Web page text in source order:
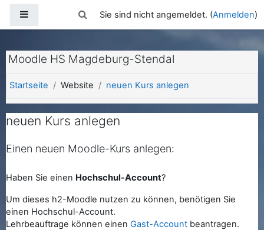
Website-ÜbersichtSucheingabe umschalten
Sie sind nicht angemeldet. (Anmelden)
Moodle HS Magdeburg-Stendal
Startseite Website neuen Kurs anlegen
neuen Kurs anlegen
Einen neuen Moodle-Kurs anlegen:
Haben Sie einen Hochschul-Account?
Um dieses h2-Moodle nutzen zu können, benötigen Sie
einen Hochschul-Account.
Lehrbeauftrage können einen Gast-Account beantragen.